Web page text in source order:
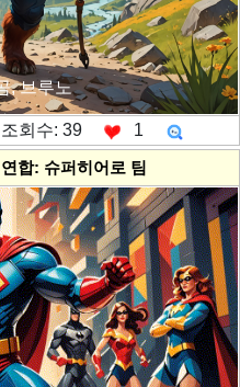
, 브루노
회수: 39 1
합: 슈퍼히어로 팀